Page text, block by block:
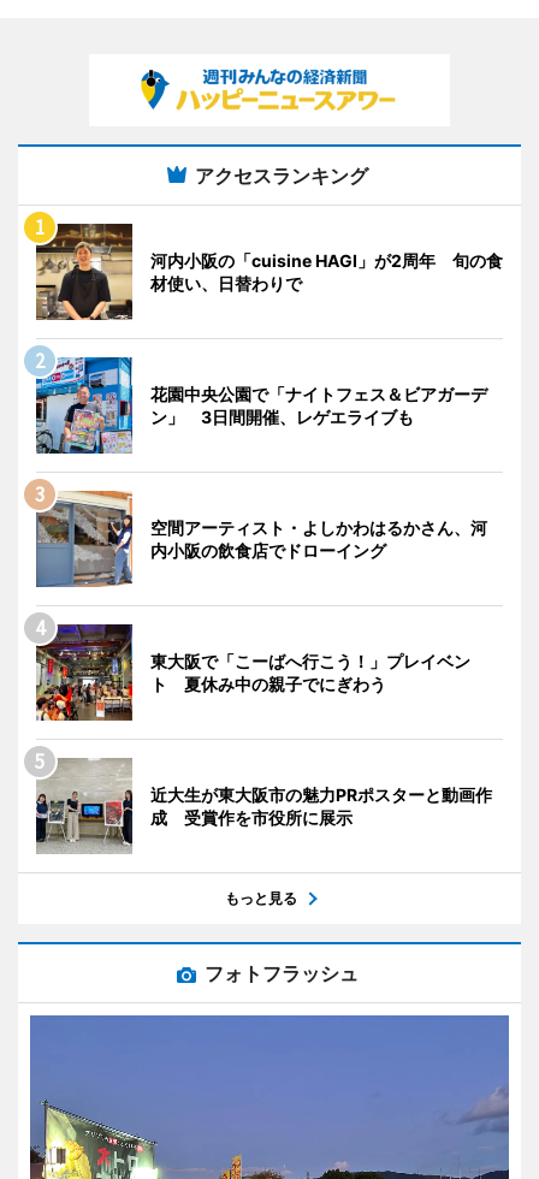
アクセスランキング
河内小阪の「cuisine HAGI」が2周年 旬の食
材使い、日替わりで
花園中央公園で「ナイトフェス＆ビアガーデ
ン」 3日間開催、レゲエライブも
空間アーティスト・よしかわはるかさん、河
内小阪の飲食店でドローイング
東大阪で「こーばへ行こう！」プレイベン
ト 夏休み中の親子でにぎわう
近大生が東大阪市の魅力PRポスターと動画作
成 受賞作を市役所に展示
もっと見る
フォトフラッシュ